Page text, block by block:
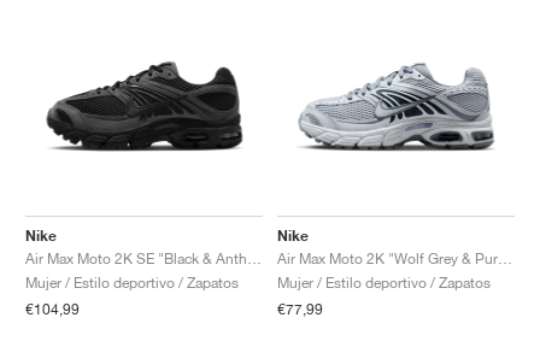
Nike
Mujer / Estilo deportivo / Zapatos
€104,99
Nike
Mujer / Estilo deportivo / Zapatos
€77,99